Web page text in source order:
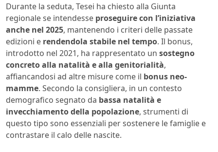
Durante la seduta, Tesei ha chiesto alla Giunta
regionale se intendesse proseguire con l’iniziativa
anche nel 2025, mantenendo i criteri delle passate
edizioni e rendendola stabile nel tempo. Il bonus,
introdotto nel 2021, ha rappresentato un sostegno
concreto alla natalità e alla genitorialità,
affiancandosi ad altre misure come il bonus neo-
mamme. Secondo la consigliera, in un contesto
demografico segnato da bassa natalità e
invecchiamento della popolazione, strumenti di
questo tipo sono essenziali per sostenere le famiglie e
contrastare il calo delle nascite.